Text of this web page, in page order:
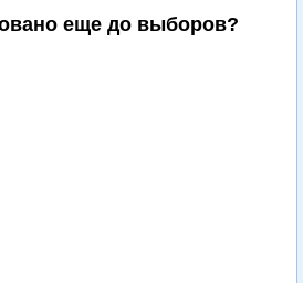
еще до выборов?